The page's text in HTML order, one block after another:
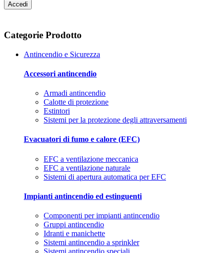
Accedi
Categorie Prodotto
Antincendio e Sicurezza
Accessori antincendio
Armadi antincendio
Calotte di protezione
Estintori
Sistemi per la protezione degli attraversamenti
Evacuatori di fumo e calore (EFC)
EFC a ventilazione meccanica
EFC a ventilazione naturale
Sistemi di apertura automatica per EFC
Impianti antincendio ed estinguenti
Componenti per impianti antincendio
Gruppi antincendio
Idranti e manichette
Sistemi antincendio a sprinkler
Sistemi antincendio speciali